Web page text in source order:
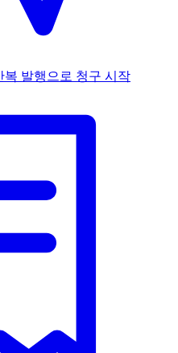
복 발행으로 청구 시작